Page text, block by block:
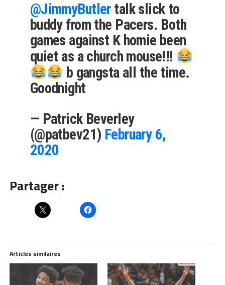
@JimmyButlertalk slick to
buddy from the Pacers. Both
games against K homie been
quiet as a church mouse!!!
b gangsta all the time.
Goodnight
— Patrick Beverley
(@patbev21) February 6,
2020
Partager :
Articles similaires